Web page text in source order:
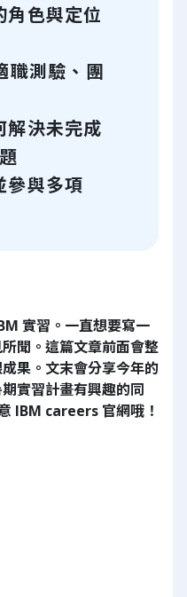
角色與定位
職測驗、團
解決未完成
參與多項
實習。一直想要寫一
聞。這篇文章前面會整
果。文末會分享今年的
實習計畫有興趣的同
IBM careers 官網哦！